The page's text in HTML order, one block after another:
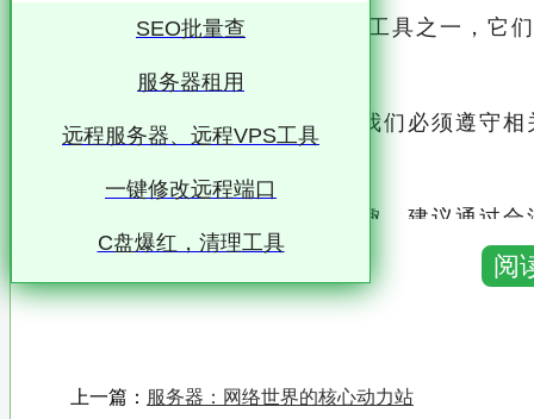
搜索引擎是互联网上的重要工具之一，它
捷的搜索服务
然而，在使用搜索引擎时，我们必须遵守相
如果您对某个特定话题感兴趣，建议通过合
同时，也要注重保护自己的个人信息和安全
境和社会秩序
阅
上一篇： 服务器：网络世界的核心动力站
SEO批量查
服务器租用
远程服务器、远程VPS工具
一键修改远程端口
C盘爆红，清理工具